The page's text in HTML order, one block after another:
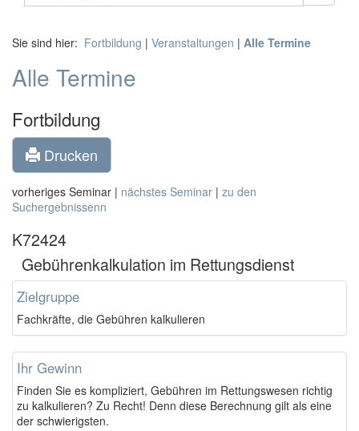
Sie sind hier: Fortbildung | Veranstaltungen | Alle Termine
Alle Termine
Fortbildung
Drucken
vorheriges Seminar | nächstes Seminar | zu den
Suchergebnissenn
K72424
Gebührenkalkulation im Rettungsdienst
Zielgruppe
Fachkräfte, die Gebühren kalkulieren
Ihr Gewinn
Finden Sie es kompliziert, Gebühren im Rettungswesen richtig
zu kalkulieren? Zu Recht! Denn diese Berechnung gilt als eine
der schwierigsten.